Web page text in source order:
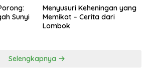
Sunyi
Menyusuri Keheningan yang
Memikat – Cerita dari
Lombok
Selengkapnya